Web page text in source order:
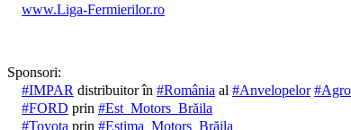
www.Liga-Fermierilor.ro
Sponsori:
#IMPAR distribuitor în #România al #Anvelopelor
#FORD prin #Est_Motors_Brăila
#Toyota prin #Estima_Motors_Brăila